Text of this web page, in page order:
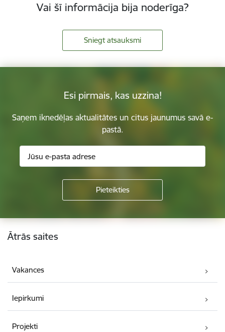
Vai šī informācija bija noderīga?
Sniegt atsauksmi
Esi pirmais, kas uzzina!
Saņem iknedēļas aktualitātes un citus jaunumus savā e-
pastā.
Kājene
Ātrās saites
Vakances
Iepirkumi
Projekti